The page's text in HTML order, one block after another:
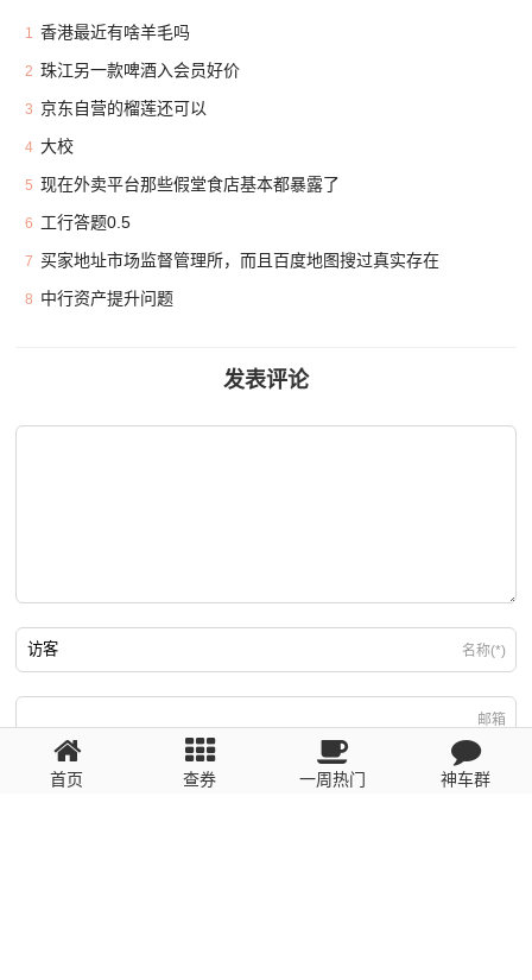
1 香港最近有啥羊毛吗
2 珠江另一款啤酒入会员好价
3 京东自营的榴莲还可以
4 大校
5 现在外卖平台那些假堂食店基本都暴露了
6 工行答题0.5
7 买家地址市场监督管理所，而且百度地图搜过真实存在
8 中行资产提升问题
发表评论
名称(*)
邮箱
回复需填写必要信息
首页 查券 一周热门 神车群